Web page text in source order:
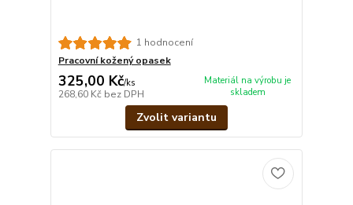
1 hodnocení
Pracovní kožený opasek
325,00 Kč/ks
268,60 Kč bez DPH
Materiál na výrobu je
skladem
Zvolit variantu